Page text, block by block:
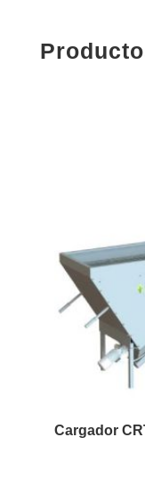
Cargador